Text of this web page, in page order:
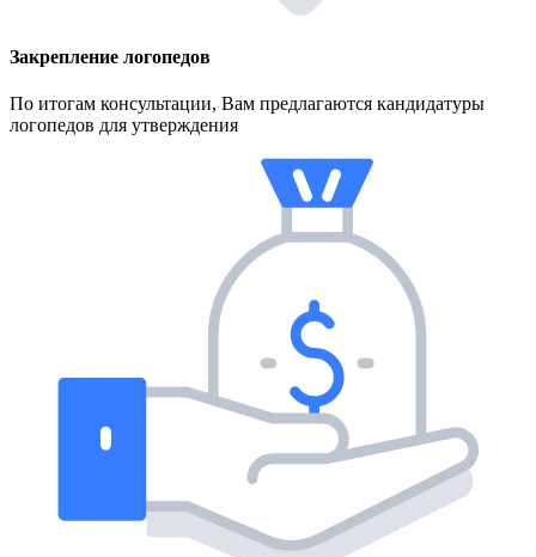
Закрепление логопедов
По итогам консультации, Вам предлагаются кандидатуры
логопедов для утверждения